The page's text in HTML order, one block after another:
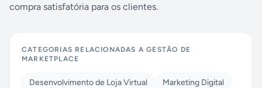
compra satisfatória para os clientes.
CATEGORIAS RELACIONADAS AGESTÃO DE
MARKETPLACE
Desenvolvimento de Loja Virtual
Marketing Digital